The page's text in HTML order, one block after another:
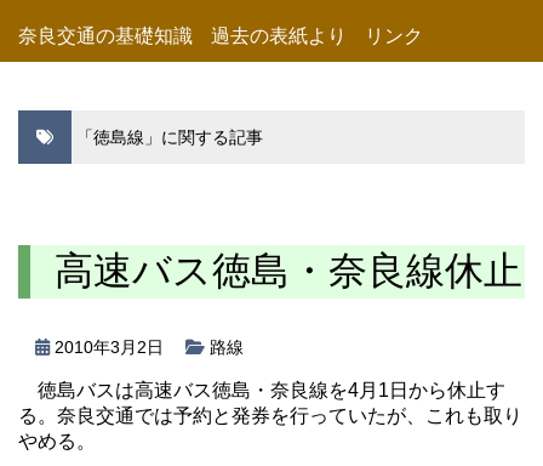
奈良交通の基礎知識 過去の表紙より リンク
「徳島線」に関する記事
高速バス徳島・奈良線休止
2010年3月2日 路線
徳島バスは高速バス徳島・奈良線を4月1日から休止す
る。奈良交通では予約と発券を行っていたが、これも取り
やめる。